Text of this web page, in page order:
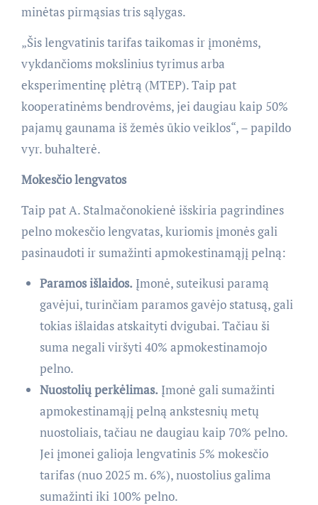
minėtas pirmąsias tris sąlygas.
„Šis lengvatinis tarifas taikomas ir įmonėms,
vykdančioms mokslinius tyrimus arba
eksperimentinę plėtrą (MTEP). Taip pat
kooperatinėms bendrovėms, jei daugiau kaip 50%
pajamų gaunama iš žemės ūkio veiklos“, – papildo
vyr. buhalterė.
Mokesčio lengvatos
Taip pat A. Stalmačonokienė išskiria pagrindines
pelno mokesčio lengvatas, kuriomis įmonės gali
pasinaudoti ir sumažinti apmokestinamąjį pelną:
Paramos išlaidos. Įmonė, suteikusi paramą
gavėjui, turinčiam paramos gavėjo statusą, gali
tokias išlaidas atskaityti dvigubai. Tačiau ši
suma negali viršyti 40% apmokestinamojo
pelno.
Nuostolių perkėlimas. Įmonė gali sumažinti
apmokestinamąjį pelną ankstesnių metų
nuostoliais, tačiau ne daugiau kaip 70% pelno.
Jei įmonei galioja lengvatinis 5% mokesčio
tarifas (nuo 2025 m. 6%), nuostolius galima
sumažinti iki 100% pelno.